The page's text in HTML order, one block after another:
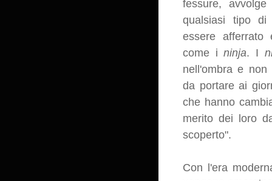
fessure,
qualsiasi tipo
essere
come ininja. I
nell'ombra e
da portare ai
che hanno
merito dei loro
scoperto".
Con l'era